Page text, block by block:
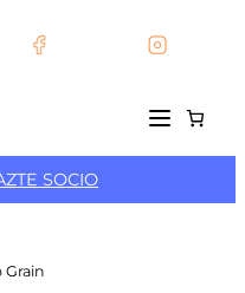
SOCIO
Grain